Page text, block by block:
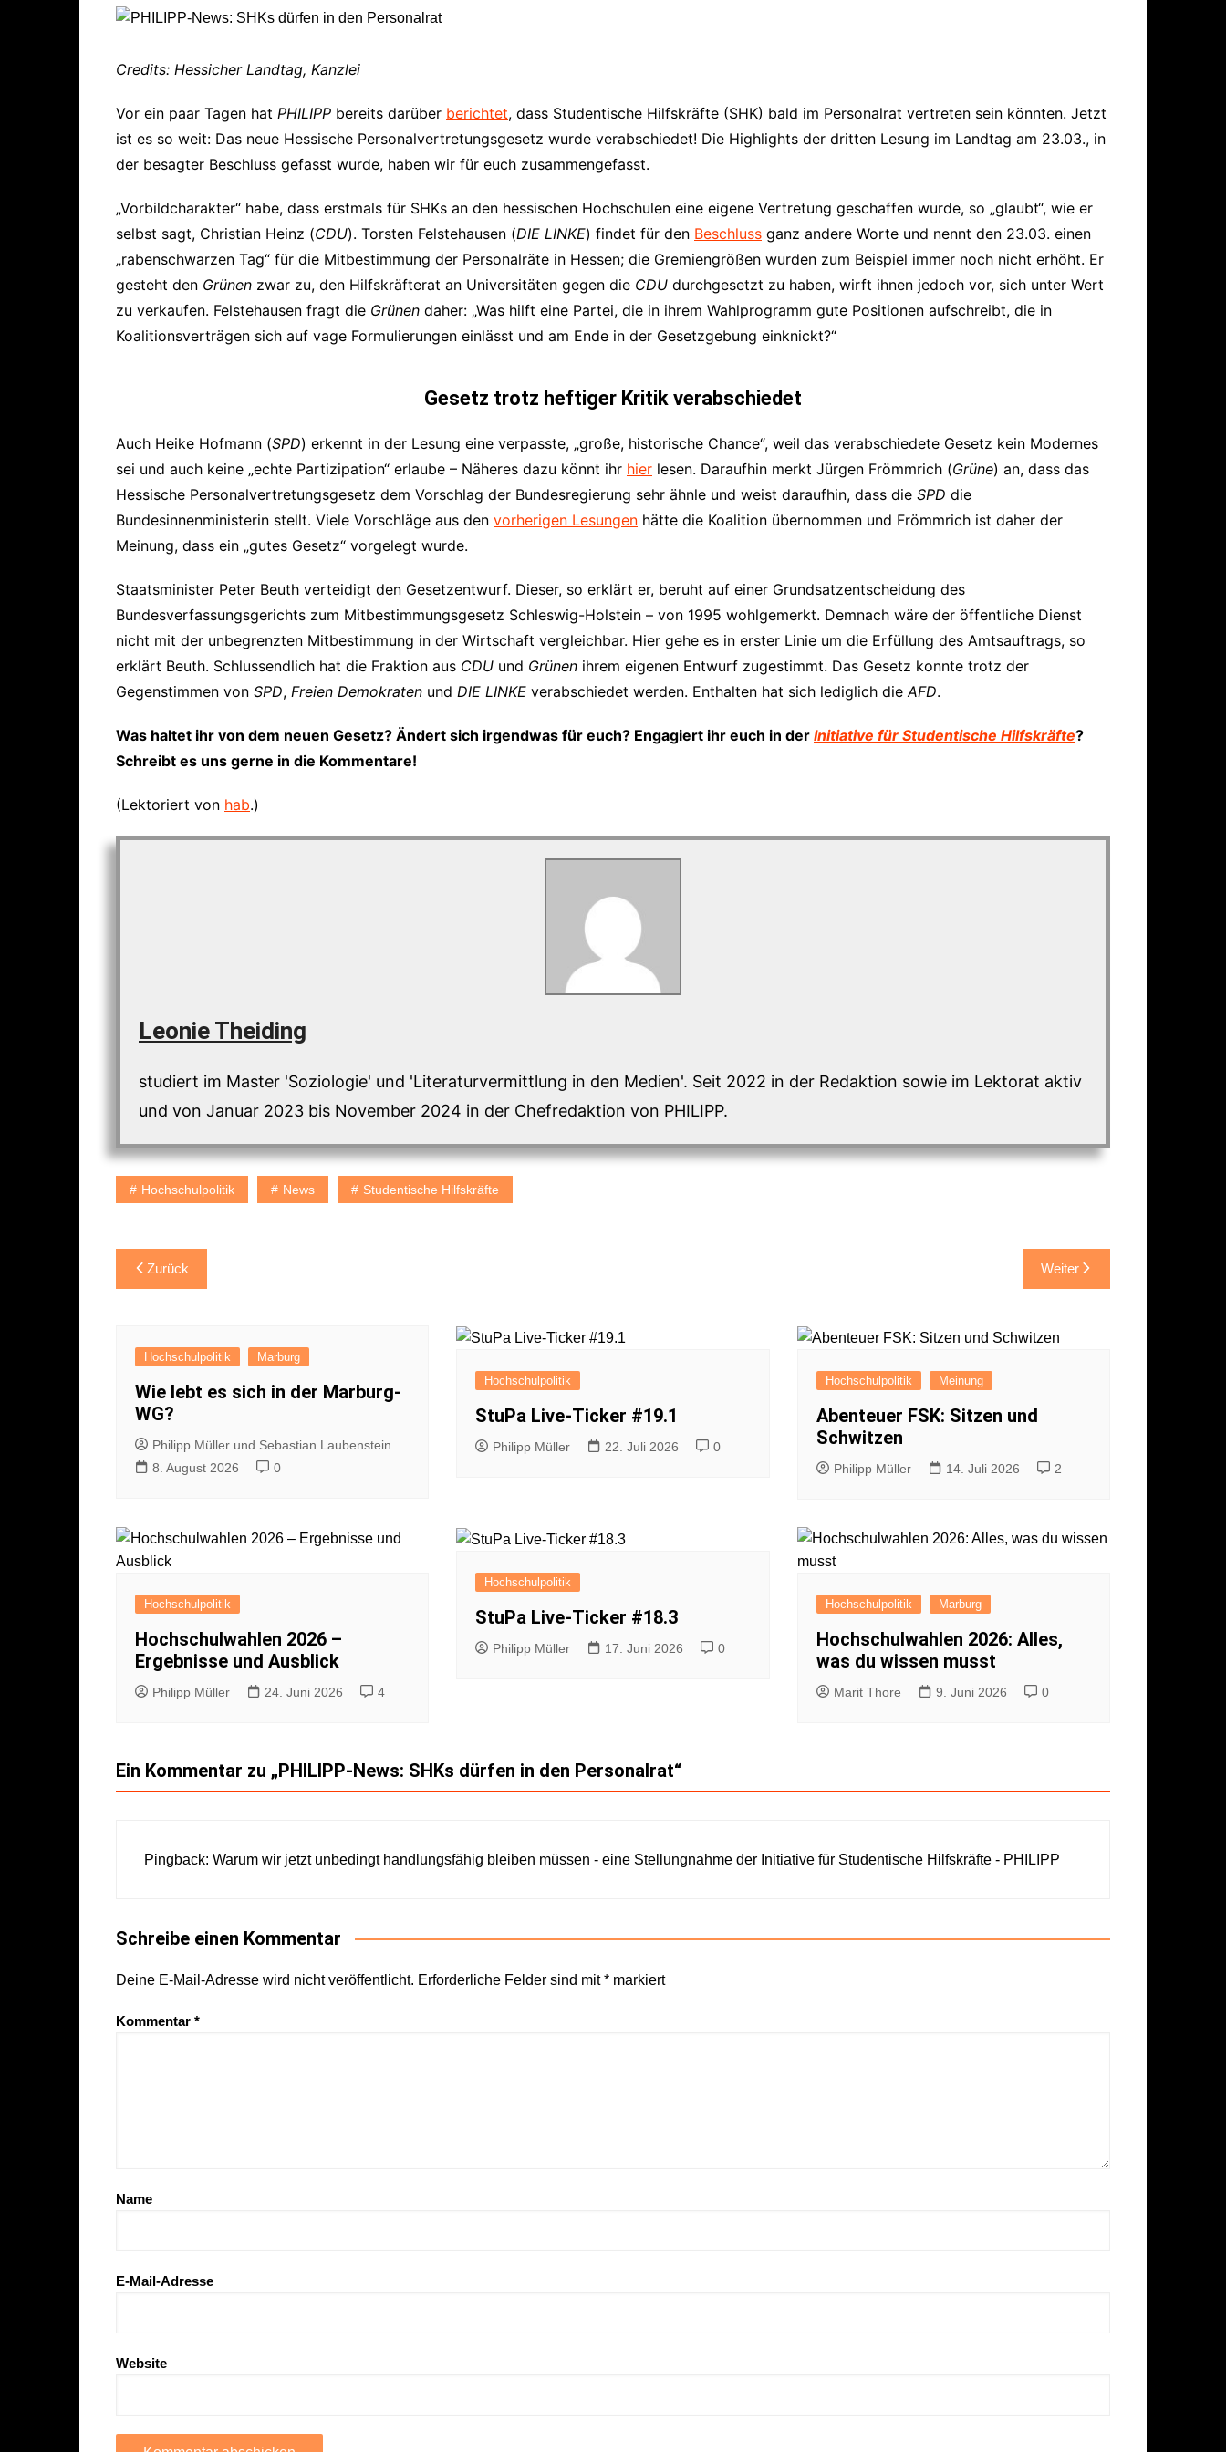
Credits: Hessicher Landtag, Kanzlei
Vor ein paar Tagen hat PHILIPP bereits darüber berichtet, dass Studentische Hilfskräfte (SHK) bald im Personalrat vertreten sein könnten. Jetzt
ist es so weit: Das neue Hessische Personalvertretungsgesetz wurde verabschiedet! Die Highlights der dritten Lesung im Landtag am 23.03., in
der besagter Beschluss gefasst wurde, haben wir für euch zusammengefasst.
„Vorbildcharakter“ habe, dass erstmals für SHKs an den hessischen Hochschulen eine eigene Vertretung geschaffen wurde, so „glaubt“, wie er
selbst sagt, Christian Heinz (CDU). Torsten Felstehausen (DIE LINKE) findet für den Beschluss ganz andere Worte und nennt den 23.03. einen
„rabenschwarzen Tag“ für die Mitbestimmung der Personalräte in Hessen; die Gremiengrößen wurden zum Beispiel immer noch nicht erhöht. Er
gesteht den Grünen zwar zu, den Hilfskräfterat an Universitäten gegen die CDU durchgesetzt zu haben, wirft ihnen jedoch vor, sich unter Wert
zu verkaufen. Felstehausen fragt die Grünen daher: „Was hilft eine Partei, die in ihrem Wahlprogramm gute Positionen aufschreibt, die in
Koalitionsverträgen sich auf vage Formulierungen einlässt und am Ende in der Gesetzgebung einknickt?“
Gesetz trotz heftiger Kritik verabschiedet
Auch Heike Hofmann (SPD) erkennt in der Lesung eine verpasste, „große, historische Chance“, weil das verabschiedete Gesetz kein Modernes
sei und auch keine „echte Partizipation“ erlaube – Näheres dazu könnt ihr hier lesen. Daraufhin merkt Jürgen Frömmrich (Grüne) an, dass das
Hessische Personalvertretungsgesetz dem Vorschlag der Bundesregierung sehr ähnle und weist daraufhin, dass die SPD die
Bundesinnenministerin stellt. Viele Vorschläge aus den vorherigen Lesungen hätte die Koalition übernommen und Frömmrich ist daher der
Meinung, dass ein „gutes Gesetz“ vorgelegt wurde.
Staatsminister Peter Beuth verteidigt den Gesetzentwurf. Dieser, so erklärt er, beruht auf einer Grundsatzentscheidung des
Bundesverfassungsgerichts zum Mitbestimmungsgesetz Schleswig-Holstein – von 1995 wohlgemerkt. Demnach wäre der öffentliche Dienst
nicht mit der unbegrenzten Mitbestimmung in der Wirtschaft vergleichbar. Hier gehe es in erster Linie um die Erfüllung des Amtsauftrags, so
erklärt Beuth. Schlussendlich hat die Fraktion aus CDU und Grünen ihrem eigenen Entwurf zugestimmt. Das Gesetz konnte trotz der
Gegenstimmen von SPD, Freien Demokraten und DIE LINKE verabschiedet werden. Enthalten hat sich lediglich die AFD.
Was haltet ihr von dem neuen Gesetz? Ändert sich irgendwas für euch? Engagiert ihr euch in der Initiative für Studentische Hilfskräfte?
Schreibt es uns gerne in die Kommentare!
(Lektoriert von hab.)
Leonie Theiding
studiert im Master 'Soziologie' und 'Literaturvermittlung in den Medien'. Seit 2022 in der Redaktion sowie im Lektorat aktiv
und von Januar 2023 bis November 2024 in der Chefredaktion von PHILIPP.
Hochschulpolitik News Studentische Hilfskräfte
Beitragsnavigation
Zurück Weiter
Hochschulpolitik Marburg
Wie lebt es sich in der Marburg-
WG?
Philipp Müller und Sebastian Laubenstein
8. August 2026
0
Hochschulpolitik
StuPa Live-Ticker #19.1
Philipp Müller 22. Juli 2026 0
Hochschulpolitik Meinung
Abenteuer FSK: Sitzen und
Schwitzen
Philipp Müller 14. Juli 2026 2
Hochschulpolitik
Hochschulwahlen 2026 –
Ergebnisse und Ausblick
Philipp Müller 24. Juni 2026 4
Hochschulpolitik
StuPa Live-Ticker #18.3
Philipp Müller 17. Juni 2026 0
Hochschulpolitik Marburg
Hochschulwahlen 2026: Alles,
was du wissen musst
Marit Thore 9. Juni 2026 0
Ein Kommentar zu „PHILIPP-News: SHKs dürfen in den Personalrat“
Pingback: Warum wir jetzt unbedingt handlungsfähig bleiben müssen - eine Stellungnahme der Initiative für Studentische Hilfskräfte - PHILIPP
Schreibe einen Kommentar
Deine E-Mail-Adresse wird nicht veröffentlicht. Erforderliche Felder sind mit* markiert
Kommentar *
Name
E-Mail-Adresse
Website